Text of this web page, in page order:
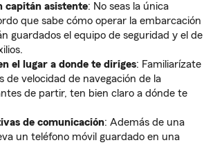
capitán asistente: No seas la única
que sabe cómo operar la embarcación
guardados el equipo de seguridad y el de
el lugar a donde te diriges: Familiarízate
de velocidad de navegación de la
de partir, ten bien claro a dónde te
de comunicación: Además de una
un teléfono móvil guardado en una